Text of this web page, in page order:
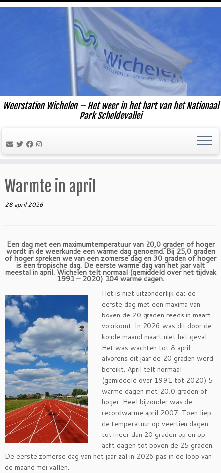
Ga
Weerstation Wichelen – Het weer in het hart van het Nationaal
Park Scheldevallei
Warmte in april
28 april 2026
Een dag met een maximumtemperatuur van 20,0 graden of hoger
wordt in de weerkunde een warme dag genoemd. Bij 25,0 graden
of hoger spreken we van een zomerse dag en 30 graden of hoger
is een tropische dag. De eerste warme dag van het jaar valt
meestal in april. Wichelen telt normaal (gemiddeld over het tijdvak
1991 – 2020) 104 warme dagen.
Het is niet uitzonderlijk dat de
eerste dag met een maxima van
boven de 20 graden reeds in maart
voorkomt. In 2026 was dit door de
koude maand maart niet het geval.
Het was wachten tot 8 april
alvorens dit jaar de 20 graden werd
bereikt. April telt normaal
(gemiddeld over 1991 tot 2020) 5
warme dagen met 20,0 graden of
hoger. Heel bijzonder was de
recordwarme april 2007. Toen liep
de temperatuur op veertien dagen
tot meer dan 20 graden op en op
acht dagen tot boven de 25 graden.
De eerste zomerse dag van het jaar zal in 2026 pas in de loop van
de maand mei vallen.